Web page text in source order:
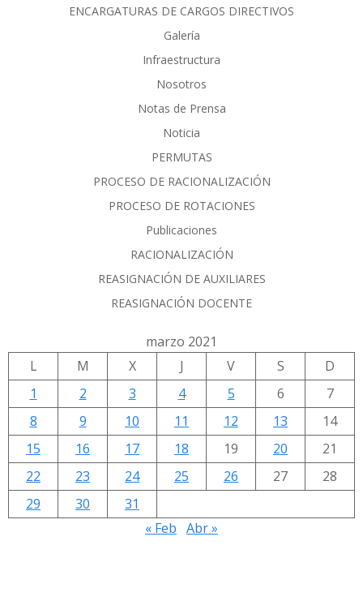
ENCARGATURAS DE CARGOS DIRECTIVOS
Galería
Infraestructura
Nosotros
Notas de Prensa
Noticia
PERMUTAS
PROCESO DE RACIONALIZACIÓN
PROCESO DE ROTACIONES
Publicaciones
RACIONALIZACIÓN
REASIGNACIÓN DE AUXILIARES
REASIGNACIÓN DOCENTE
marzo 2021
L
M X J V S
D
1
2 3 4 5 6
7
8
9 10 11 12 13
14
15
16 17 18 19 20
21
22
23 24 25 26 27
28
29
30
31
« Feb Abr »